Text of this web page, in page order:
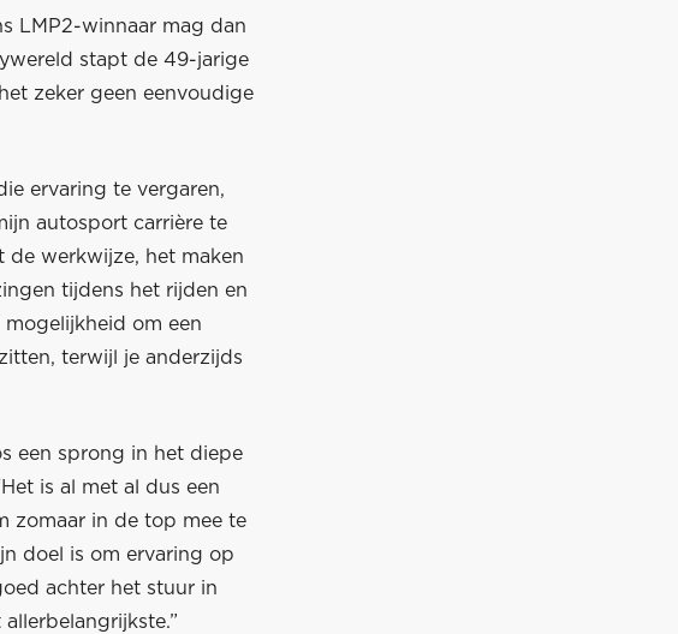
LMP2-winnaar mag dan
stapt de 49-jarige
zeker geen eenvoudige
ervaring te vergaren,
autosport carrière te
de werkwijze, het maken
tijdens het rijden en
mogelijkheid om een
terwijl je anderzijds
een sprong in het diepe
is al met al dus een
zomaar in de top mee te
doel is om ervaring op
achter het stuur in